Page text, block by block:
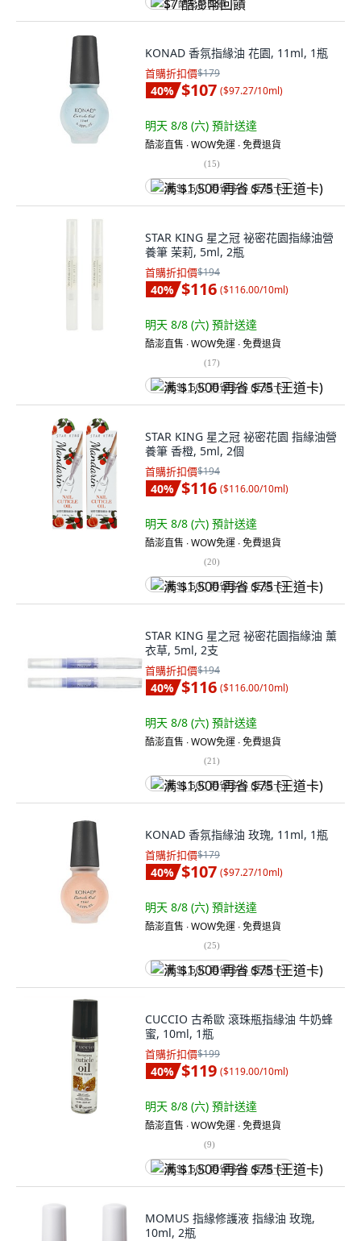
$7 酷澎幣回饋
KONAD 香氛指緣油 花園, 11ml, 1瓶
首購折扣價$179
40% $107 ($97.27/10ml)
明天 8/8 (六) 預計送達
酷澎直售 ∙ WOW免運 ∙ 免費退貨
(15)
满 $1,500 再省 $75 (王道卡)
STAR KING 星之冠 祕密花園指緣油營
養筆 茉莉, 5ml, 2瓶
首購折扣價$194
40% $116 ($116.00/10ml)
明天 8/8 (六) 預計送達
酷澎直售 ∙ WOW免運 ∙ 免費退貨
(17)
满 $1,500 再省 $75 (王道卡)
STAR KING 星之冠 祕密花園 指緣油營
養筆 香橙, 5ml, 2個
首購折扣價$194
40% $116 ($116.00/10ml)
明天 8/8 (六) 預計送達
酷澎直售 ∙ WOW免運 ∙ 免費退貨
(20)
满 $1,500 再省 $75 (王道卡)
STAR KING 星之冠 祕密花園指緣油 薰
衣草, 5ml, 2支
首購折扣價$194
40% $116 ($116.00/10ml)
明天 8/8 (六) 預計送達
酷澎直售 ∙ WOW免運 ∙ 免費退貨
(21)
满 $1,500 再省 $75 (王道卡)
KONAD 香氛指緣油 玫瑰, 11ml, 1瓶
首購折扣價$179
40% $107 ($97.27/10ml)
明天 8/8 (六) 預計送達
酷澎直售 ∙ WOW免運 ∙ 免費退貨
(25)
满 $1,500 再省 $75 (王道卡)
CUCCIO 古希歐 滾珠瓶指緣油 牛奶蜂
蜜, 10ml, 1瓶
首購折扣價$199
40% $119 ($119.00/10ml)
明天 8/8 (六) 預計送達
酷澎直售 ∙ WOW免運 ∙ 免費退貨
(9)
满 $1,500 再省 $75 (王道卡)
MOMUS 指緣修護液 指緣油 玫瑰,
10ml, 2瓶